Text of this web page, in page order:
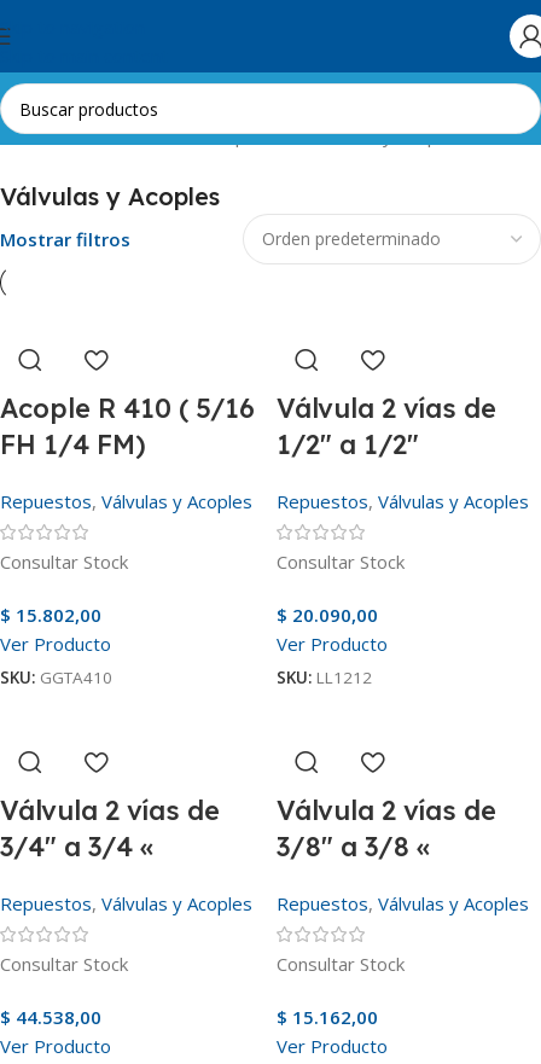
Skip to navigation
Inicio Aire Acondicionado Repuestos Válvulas y Acoples
Válvulas y Acoples
Mostrar filtros
Acople R 410 ( 5/16
FH 1/4 FM)
Repuestos, Válvulas y Acoples
Consultar Stock
$ 15.802,00
Ver Producto
SKU: GGTA410
Válvula 2 vías de
1/2″ a 1/2″
Repuestos, Válvulas y Acoples
Consultar Stock
$ 20.090,00
Ver Producto
SKU: LL1212
Válvula 2 vías de
3/4″ a 3/4 «
Repuestos, Válvulas y Acoples
Consultar Stock
$ 44.538,00
Ver Producto
Válvula 2 vías de
3/8″ a 3/8 «
Repuestos, Válvulas y Acoples
Consultar Stock
$ 15.162,00
Ver Producto